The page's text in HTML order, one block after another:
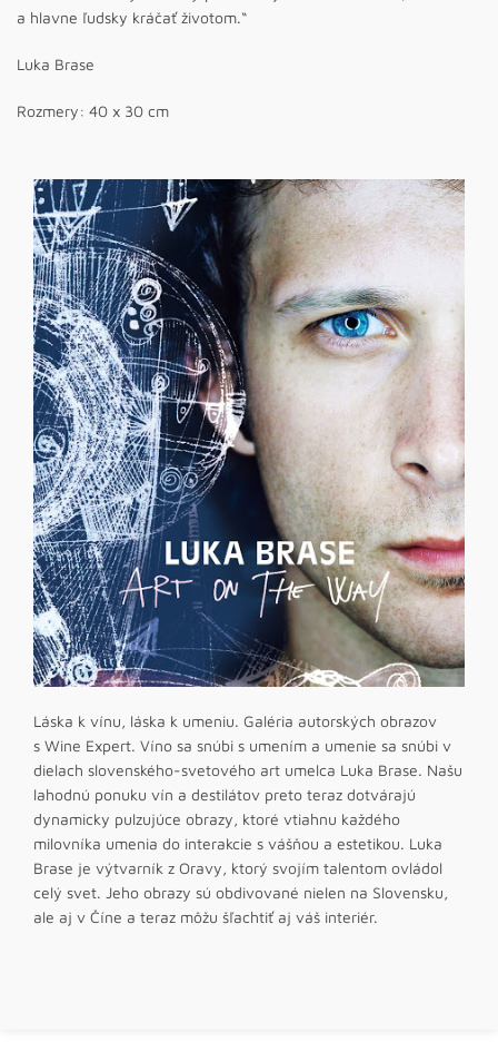
a hlavne ľudsky kráčať životom.“
Luka Brase
Rozmery: 40 x 30 cm
Láska k vínu, láska k umeniu. Galéria autorských obrazov
s Wine Expert. Víno sa snúbi s umením a umenie sa snúbi v
dielach slovenského-svetového art umelca Luka Brase. Našu
lahodnú ponuku vín a destilátov preto teraz dotvárajú
dynamicky pulzujúce obrazy, ktoré vtiahnu každého
milovníka umenia do interakcie s vášňou a estetikou. Luka
Brase je výtvarník z Oravy, ktorý svojím talentom ovládol
celý svet. Jeho obrazy sú obdivované nielen na Slovensku,
ale aj v Číne a teraz môžu šľachtiť aj váš interiér.